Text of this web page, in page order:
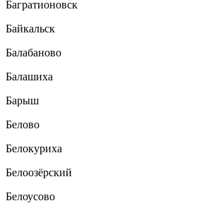
Багратионовск
Байкальск
Балабаново
Балашиха
Барыш
Белово
Белокуриха
Белоозёрский
Белоусово